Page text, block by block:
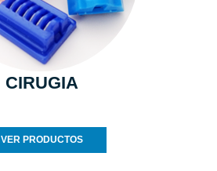
CIRUGIA
VER PRODUCTOS